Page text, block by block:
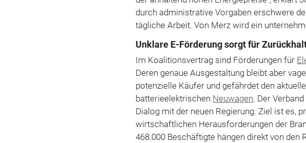
durch administrative Vorgaben erschwere
tägliche Arbeit. Von Merz wird ein
Unklare E-Förderung sorgt für
Im Koalitionsvertrag sind Förderungen für
Deren genaue Ausgestaltung bleibt aber
potenzielle Käufer und gefährdet den
batterieelektrischen Neuwagen. Der
Dialog mit der neuen Regierung. Ziel ist es,
wirtschaftlichen Herausforderungen der
468.000 Beschäftigte hängen direkt von den